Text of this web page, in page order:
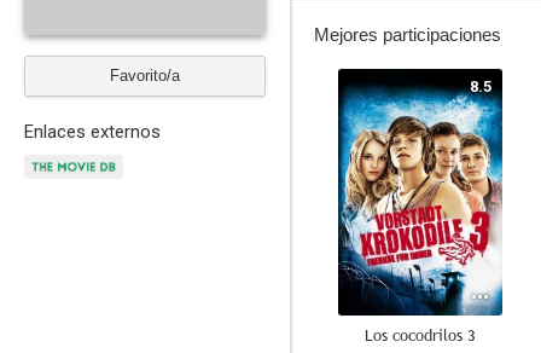
Favorito/a
Enlaces externos
Mejores participaciones
8.5
Los cocodrilos 3